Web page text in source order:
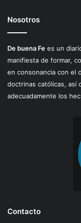
Nosotros
De buena Fe es un
manifiesta de formar,
en consonancia con el
doctrinas católicas, así
adecuadamente los
Contacto